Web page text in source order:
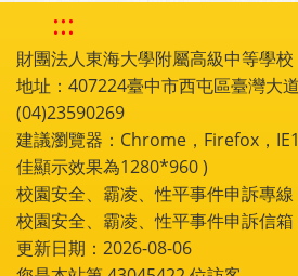
:::
財團法人東海大學附屬高級中等學校
地址：407224臺中市西屯區臺灣大
(04)23590269
建議瀏覽器：Chrome，Firefox，
佳顯示效果為1280*960 )
校園安全、霸凌、性平事件申訴專
校園安全、霸凌、性平事件申訴信
更新日期：2026-08-06